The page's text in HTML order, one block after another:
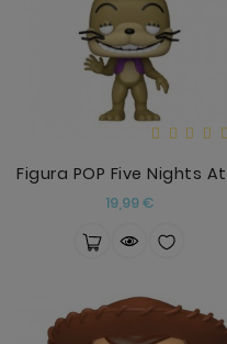
19,99 €Precio